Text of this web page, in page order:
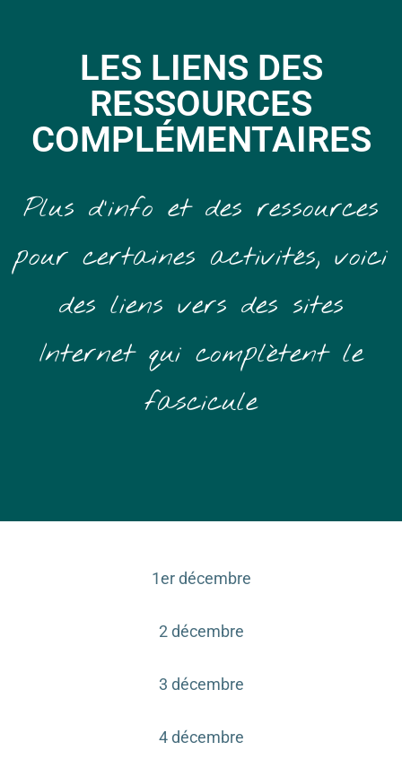
LES LIENS DES
RESSOURCES
COMPLÉMENTAIRES
Plus d’info et des ressources
pour certaines activités, voici
des liens vers des sites
Internet qui complètent le
fascicule
1er décembre
2 décembre
3 décembre
4 décembre